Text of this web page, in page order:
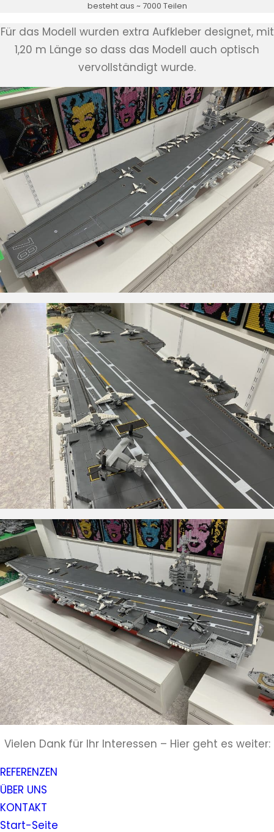
besteht aus ~ 7000 Teilen
Für das Modell wurden extra Aufkleber designet, mit
1,20 m Länge so dass das Modell auch optisch
vervollständigt wurde.
Vielen Dank für Ihr Interessen – Hier geht es weiter:
REFERENZEN
ÜBER UNS
KONTAKT
Start-Seite